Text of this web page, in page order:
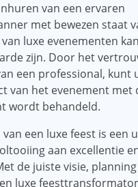
van een ervaren
met bewezen staat
luxe evenementen
zijn. Door het
een professional, kunt
van het evenement met
wordt behandeld.
een luxe feest is een
aan excellentie
de juiste visie,
luxe